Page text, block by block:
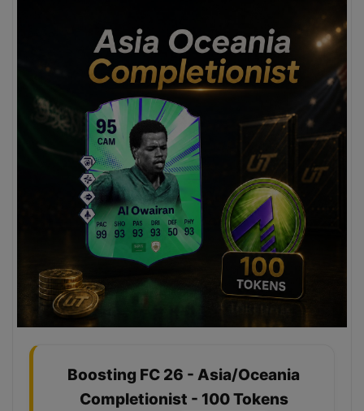
Boosting FC 26 - Asia/Oceania
Completionist - 100 Tokens